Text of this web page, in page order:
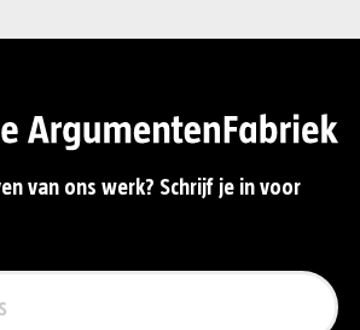
van ons werk? Schrijf je in voor